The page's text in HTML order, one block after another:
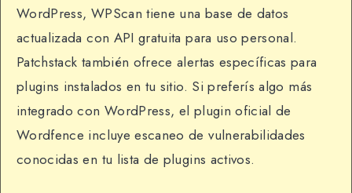
WordPress, WPScan tiene una base de datos
actualizada con API gratuita para uso personal.
Patchstack también ofrece alertas específicas para
plugins instalados en tu sitio. Si preferís algo más
integrado con WordPress, el plugin oficial de
Wordfence incluye escaneo de vulnerabilidades
conocidas en tu lista de plugins activos.